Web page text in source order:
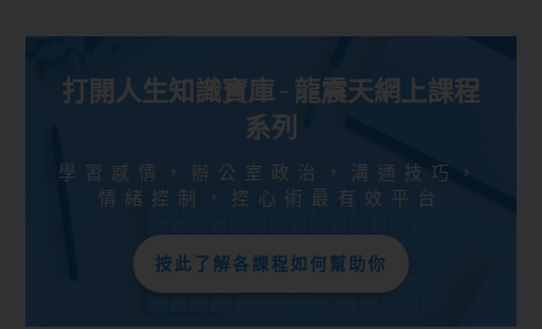
打開人生知識寶庫 - 龍震天網上課程
系列
學習感情，辦公室政治，溝通技巧，
情緒控制，控心術最有效平台
按此了解各課程如何幫助你